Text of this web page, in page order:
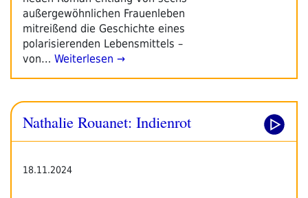
außergewöhnlichen Frauenleben
mitreißend die Geschichte eines
polarisierenden Lebensmittels –
von… Weiterlesen →
Nathalie Rouanet: Indienrot
18.11.2024